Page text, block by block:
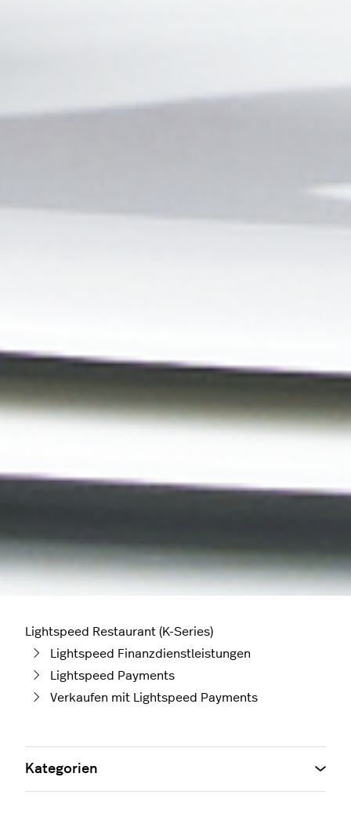
Lightspeed Restaurant (K-Series)
Lightspeed Finanzdienstleistungen
Lightspeed Payments
Verkaufen mit Lightspeed Payments
Kategorien